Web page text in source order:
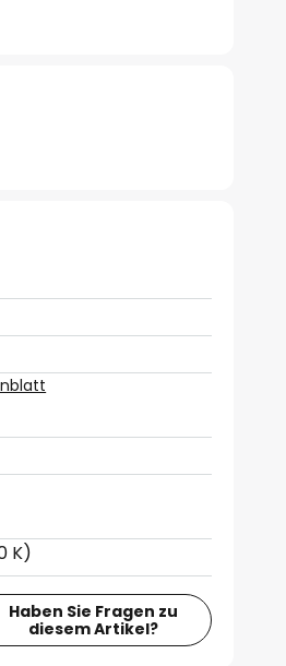
K)
Haben Sie Fragen zu
diesem Artikel?